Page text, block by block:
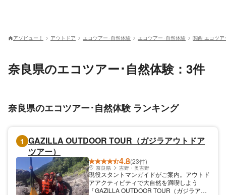
アソビュー！ アウトドア エコツアー･自然体験 エコツアー･自然体験 関西 エコツア
奈良県のエコツアー･自然体験：3件
奈良県のエコツアー･自然体験 ランキング
1 GAZILLA OUTDOOR TOUR（ガジラアウトドア
ツアー）
4.8(23件)
奈良県 吉野・奥吉野
現役スタントマンガイドがご案内。アウトド
アアクティビティで大自然を満喫しよう
「GAZILLA OUTDOOR TOUR（ガジラアウ